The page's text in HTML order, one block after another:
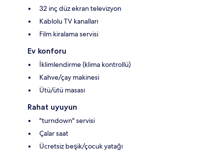
32 inç düz ekran televizyon
Kablolu TV kanalları
Film kiralama servisi
Ev konforu
İklimlendirme (klima kontrollü)
Kahve/çay makinesi
Ütü/ütü masası
Rahat uyuyun
"turndown" servisi
Çalar saat
Ücretsiz beşik/çocuk yatağı